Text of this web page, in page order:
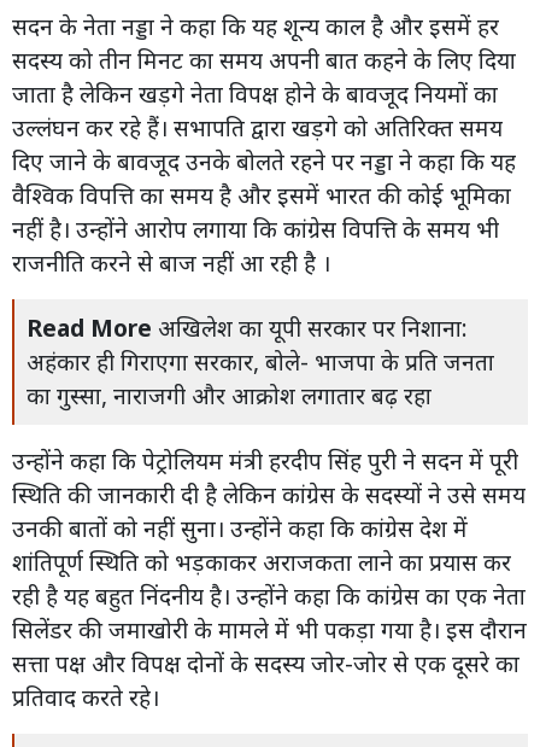
सदन के नेता नड्डा ने कहा कि यह शून्य काल है और इसमें हर
सदस्य को तीन मिनट का समय अपनी बात कहने के लिए दिया
जाता है लेकिन खड़गे नेता विपक्ष होने के बावजूद नियमों का
उल्लंघन कर रहे हैं। सभापति द्वारा खड़गे को अतिरिक्त समय
दिए जाने के बावजूद उनके बोलते रहने पर नड्डा ने कहा कि यह
वैश्विक विपत्ति का समय है और इसमें भारत की कोई भूमिका
नहीं है। उन्होंने आरोप लगाया कि कांग्रेस विपत्ति के समय भी
राजनीति करने से बाज नहीं आ रही है ।
Read More अखिलेश का यूपी सरकार पर निशाना:
अहंकार ही गिराएगा सरकार, बोले- भाजपा के प्रति जनता
का गुस्सा, नाराजगी और आक्रोश लगातार बढ़ रहा
उन्होंने कहा कि पेट्रोलियम मंत्री हरदीप सिंह पुरी ने सदन में पूरी
स्थिति की जानकारी दी है लेकिन कांग्रेस के सदस्यों ने उसे समय
उनकी बातों को नहीं सुना। उन्होंने कहा कि कांग्रेस देश में
शांतिपूर्ण स्थिति को भड़काकर अराजकता लाने का प्रयास कर
रही है यह बहुत निंदनीय है। उन्होंने कहा कि कांग्रेस का एक नेता
सिलेंडर की जमाखोरी के मामले में भी पकड़ा गया है। इस दौरान
सत्ता पक्ष और विपक्ष दोनों के सदस्य जोर-जोर से एक दूसरे का
प्रतिवाद करते रहे।